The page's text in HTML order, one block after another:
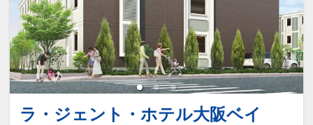
ラ・ジェント・ホテル大阪ベイ